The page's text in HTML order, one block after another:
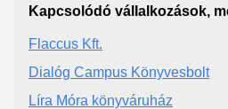
Kapcsolódó vállalkozások,
Flaccus Kft.
Dialóg Campus Könyvesbolt
Líra Móra könyváruház